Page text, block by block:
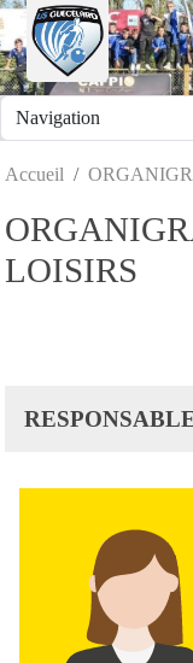
Accueil
LOISIRS
Panneau de gestion des